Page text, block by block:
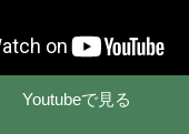
Youtubeで見る